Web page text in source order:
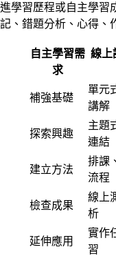
進學習歷程或自主學習
記、錯題分析、心得、
自主學習需
求
線上
補強基礎
單元
講解
探索興趣
主題
連結
建立方法
排課
流程
檢查成果
線上
析
延伸應用
實作
習